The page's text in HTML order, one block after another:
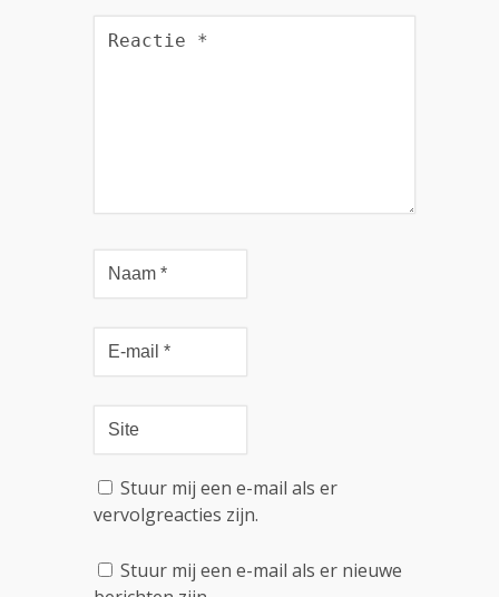
Stuur mij een e-mail als er
vervolgreacties zijn.
Stuur mij een e-mail als er nieuwe